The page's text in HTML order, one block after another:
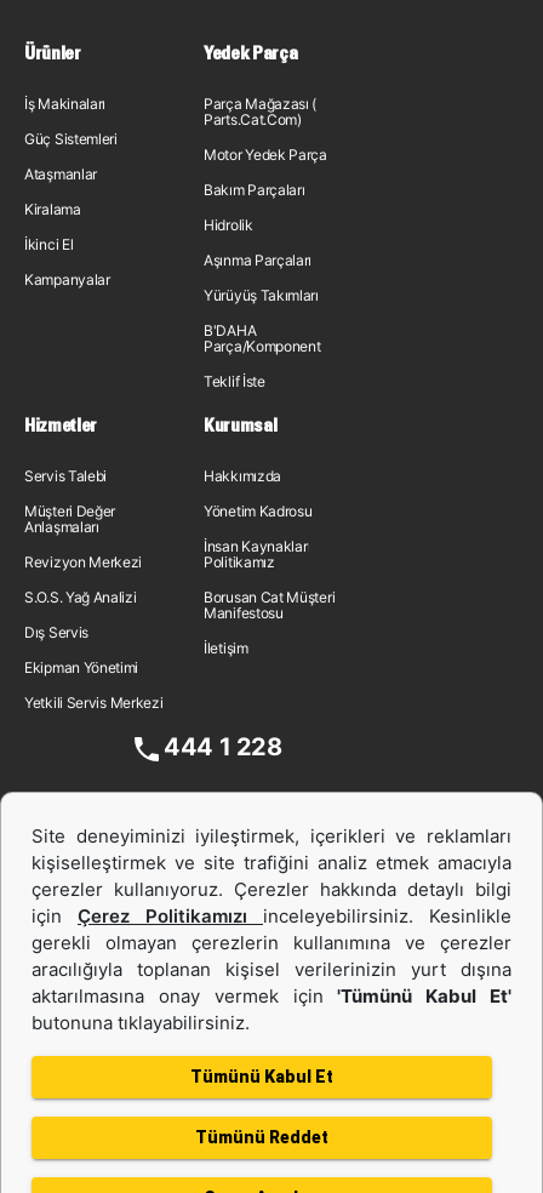
Ürünler
İş Makinaları
Güç Sistemleri
Ataşmanlar
Kiralama
İkinci El
Kampanyalar
Yedek Parça
Parça Mağazası (
Parts.Cat.Com)
Motor Yedek Parça
Bakım Parçaları
Hidrolik
Aşınma Parçaları
Yürüyüş Takımları
B'DAHA
Parça/Komponent
Teklif İste
Hizmetler
Servis Talebi
Müşteri Değer
Anlaşmaları
Revizyon Merkezi
S.O.S. Yağ Analizi
Dış Servis
Ekipman Yönetimi
Yetkili Servis Merkezi
Kurumsal
Hakkımızda
Yönetim Kadrosu
İnsan Kaynakları
Politikamız
Borusan Cat Müşteri
Manifestosu
İletişim
444 1 228
İş Makinası ve Güç Sistemleri
İkinci el ve Kiralama
Gizlilik Politikası
Kullanım Şartları
Çerez politikası
Bilgi Toplumu Hizmeti
Site deneyiminizi iyileştirmek, içerikleri ve reklamları
kişiselleştirmek ve site trafiğini analiz etmek amacıyla
çerezler kullanıyoruz. Çerezler hakkında detaylı bilgi
için Çerez Politikamızı inceleyebilirsiniz. Kesinlikle
gerekli olmayan çerezlerin kullanımına ve çerezler
aracılığıyla toplanan kişisel verilerinizin yurt dışına
aktarılmasına onay vermek için'Tümünü Kabul Et'
butonuna tıklayabilirsiniz.
Tümünü Kabul Et
Tümünü Reddet